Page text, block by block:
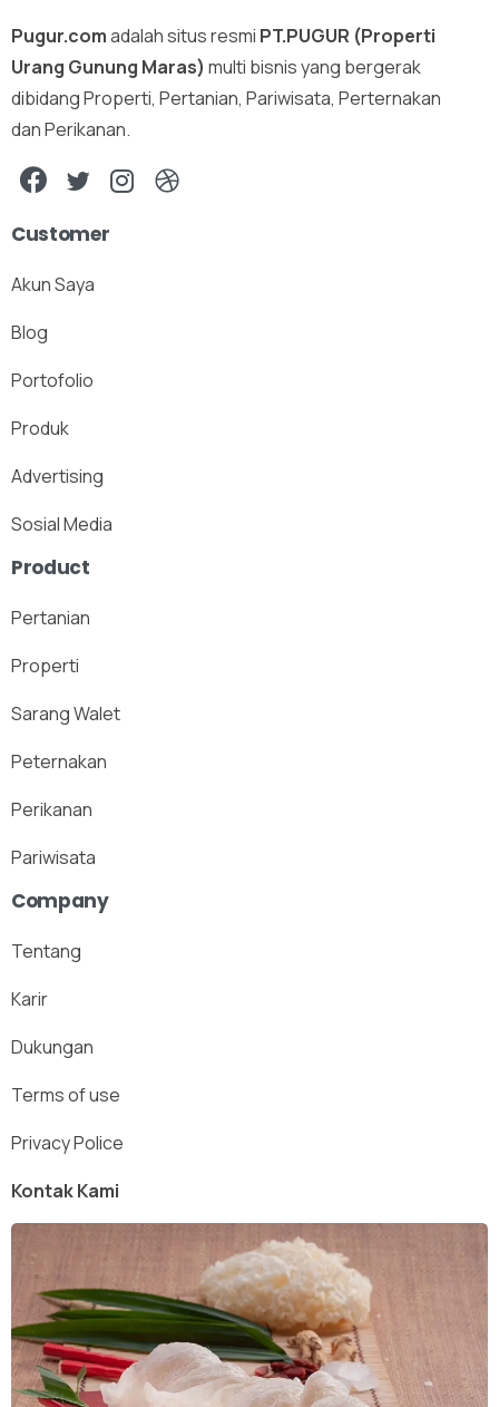
Pugur.comadalah situs resmi PT.PUGUR (Properti
Urang Gunung Maras) multi bisnis yang bergerak
dibidang Properti, Pertanian, Pariwisata, Perternakan
dan Perikanan.
Customer
Akun Saya
Blog
Portofolio
Produk
Advertising
Sosial Media
Product
Pertanian
Properti
Sarang Walet
Peternakan
Perikanan
Pariwisata
Company
Tentang
Karir
Dukungan
Terms of use
Privacy Police
Kontak Kami